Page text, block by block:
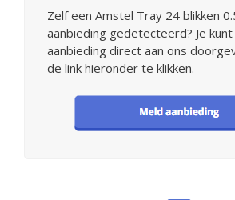
Zelf een Amstel Tray 24 blikken
aanbieding gedetecteerd? Je kunt
aanbieding direct aan ons
de link hieronder te klikken.